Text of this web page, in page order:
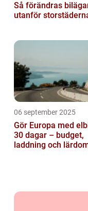
Så förändras
utanför
06 september 2025
Gör Europa med
30 dagar – budget,
laddning och